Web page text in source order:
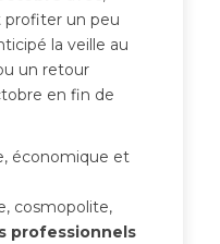
profiter un peu
la veille au
un retour
en fin de
économique et
cosmopolite,
professionnels